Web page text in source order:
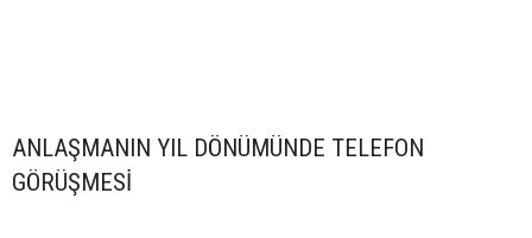
ANLAŞMANIN YIL DÖNÜMÜNDE TELEFON
GÖRÜŞMESİ